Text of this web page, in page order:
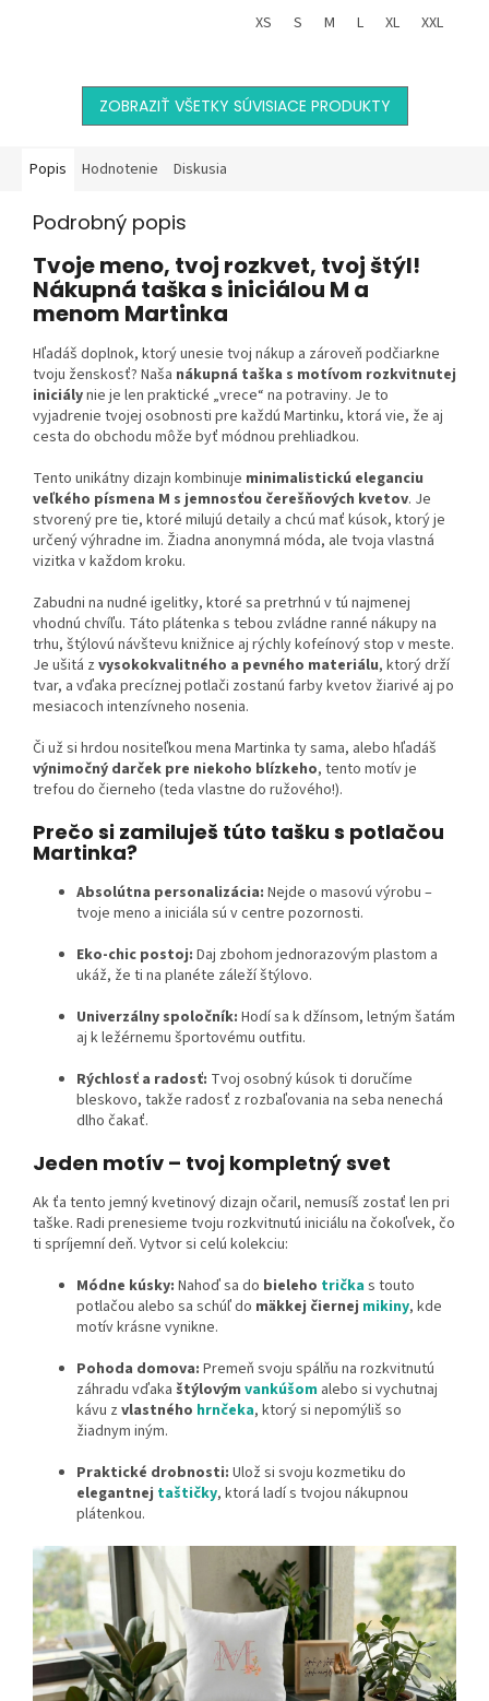
čierna unisex mikina spája...
XS S M L XL XXL
ZOBRAZIŤ VŠETKY SÚVISIACE PRODUKTY
Popis Hodnotenie Diskusia
Podrobný popis
Tvoje meno, tvoj rozkvet, tvoj štýl!
Nákupná taška s iniciálou M a
menom Martinka
Hľadáš doplnok, ktorý unesie tvoj nákup a zároveň podčiarkne
tvoju ženskosť? Naša nákupná taška s motívom rozkvitnutej
iniciálynie je len praktické „vrece“ na potraviny. Je to
vyjadrenie tvojej osobnosti pre každú Martinku, ktorá vie, že aj
cesta do obchodu môže byť módnou prehliadkou.
Tento unikátny dizajn kombinuje minimalistickú eleganciu
veľkého písmena M s jemnosťou čerešňových kvetov. Je
stvorený pre tie, ktoré milujú detaily a chcú mať kúsok, ktorý je
určený výhradne im. Žiadna anonymná móda, ale tvoja vlastná
vizitka v každom kroku.
Zabudni na nudné igelitky, ktoré sa pretrhnú v tú najmenej
vhodnú chvíľu. Táto plátenka s tebou zvládne ranné nákupy na
trhu, štýlovú návštevu knižnice aj rýchly kofeínový stop v meste.
Je ušitá z vysokokvalitného a pevného materiálu, ktorý drží
tvar, a vďaka precíznej potlači zostanú farby kvetov žiarivé aj po
mesiacoch intenzívneho nosenia.
Či už si hrdou nositeľkou mena Martinka ty sama, alebo hľadáš
výnimočný darček pre niekoho blízkeho, tento motív je
trefou do čierneho (teda vlastne do ružového!).
Prečo si zamiluješ túto tašku s potlačou
Martinka?
Absolútna personalizácia: Nejde o masovú výrobu –
tvoje meno a iniciála sú v centre pozornosti.
Eko-chic postoj: Daj zbohom jednorazovým plastom a
ukáž, že ti na planéte záleží štýlovo.
Univerzálny spoločník: Hodí sa k džínsom, letným šatám
aj k ležérnemu športovému outfitu.
Rýchlosť a radosť: Tvoj osobný kúsok ti doručíme
bleskovo, takže radosť z rozbaľovania na seba nenechá
dlho čakať.
Jeden motív – tvoj kompletný svet
Ak ťa tento jemný kvetinový dizajn očaril, nemusíš zostať len pri
taške. Radi prenesieme tvoju rozkvitnutú iniciálu na čokoľvek, čo
ti spríjemní deň. Vytvor si celú kolekciu:
Módne kúsky: Nahoď sa do bieleho trička s touto
potlačou alebo sa schúľ do mäkkej čiernej mikiny, kde
motív krásne vynikne.
Pohoda domova: Premeň svoju spálňu na rozkvitnutú
záhradu vďaka štýlovým vankúšom alebo si vychutnaj
kávu z vlastného hrnčeka, ktorý si nepomýliš so
žiadnym iným.
Praktické drobnosti: Ulož si svoju kozmetiku do
elegantnej taštičky, ktorá ladí s tvojou nákupnou
plátenkou.